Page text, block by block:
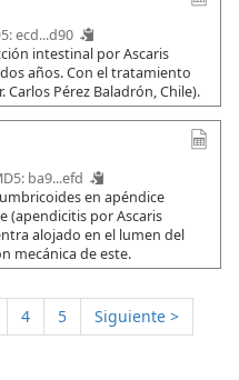
ecd...d90
intestinal por Ascaris
años. Con el tratamiento
Carlos Pérez Baladrón, Chile).
ba9...efd
en apéndice
(apendicitis por Ascaris
alojado en el lumen del
mecánica de este.
4 5
Siguiente >